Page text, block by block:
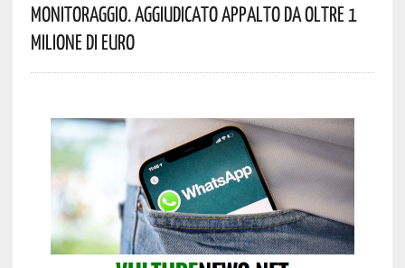
Monitoraggio. Aggiudicato Appalto Da Oltre 1
Milione Di Euro